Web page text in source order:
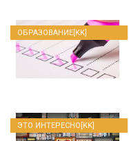
ОБРАЗОВАНИЕ[KK]
ЭТО ИНТЕРЕСНО[KK]